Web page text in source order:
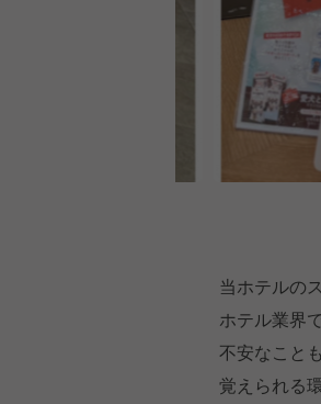
当ホテルの
ホテル業界
不安なこと
覚えられる